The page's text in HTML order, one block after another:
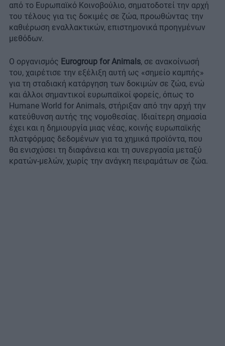
από το Ευρωπαϊκό Κοινοβούλιο, σηματοδοτεί την αρχή
του τέλους για τις δοκιμές σε ζώα, προωθώντας την
καθιέρωση εναλλακτικών, επιστημονικά προηγμένων
μεθόδων.
Ο οργανισμός Eurogroup for Animals, σε ανακοίνωσή
του, χαιρέτισε την εξέλιξη αυτή ως «σημείο καμπής»
για τη σταδιακή κατάργηση των δοκιμών σε ζώα, ενώ
και άλλοι σημαντικοί ευρωπαϊκοί φορείς, όπως το
Humane World for Animals, στήριξαν από την αρχή την
κατεύθυνση αυτής της νομοθεσίας. Ιδιαίτερη σημασία
έχει και η δημιουργία μιας νέας, κοινής ευρωπαϊκής
πλατφόρμας δεδομένων για τα χημικά προϊόντα, που
θα ενισχύσει τη διαφάνεια και τη συνεργασία μεταξύ
κρατών-μελών, χωρίς την ανάγκη πειραμάτων σε ζώα.